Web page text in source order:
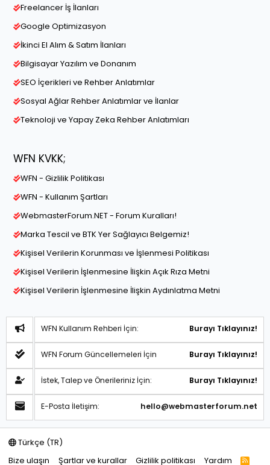
Freelancer İş İlanları
Google Optimizasyon
İkinci El Alım & Satım İlanları
Bilgisayar Yazılım ve Donanım
SEO İçerikleri ve Rehber Anlatımlar
Sosyal Ağlar Rehber Anlatımlar ve İlanlar
Teknoloji ve Yapay Zeka Rehber Anlatımları
WFN KVKK;
WFN - Gizlilik Politikası
WFN - Kullanım Şartları
WebmasterForum.NET - Forum Kuralları!
Marka Tescil ve BTK Yer Sağlayıcı Belgemiz!
Kişisel Verilerin Korunması ve İşlenmesi Politikası
Kişisel Verilerin İşlenmesine İlişkin Açık Rıza Metni
Kişisel Verilerin İşlenmesine İlişkin Aydınlatma Metni
WFN Kullanım Rehberi İçin: Burayı Tıklayınız!
WFN Forum Güncellemeleri İçin Burayı Tıklayınız!
İstek, Talep ve Önerileriniz İçin: Burayı Tıklayınız!
E-Posta İletişim: hello@webmasterforum.net
Türkçe (TR)
Bize ulaşın
Şartlar ve kurallar Gizlilik politikası Yardım
R